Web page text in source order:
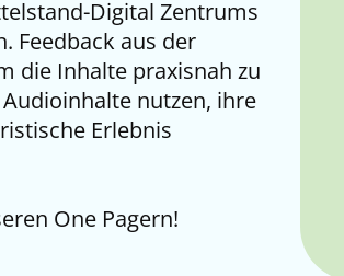
Digital Zentrums
Feedback aus der
die Inhalte praxisnah zu
nutzen, ihre
Erlebnis
One Pagern!